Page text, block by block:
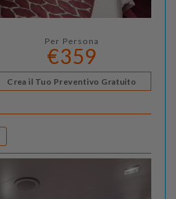
Per Persona
€359
Crea il Tuo Preventivo Gratuito